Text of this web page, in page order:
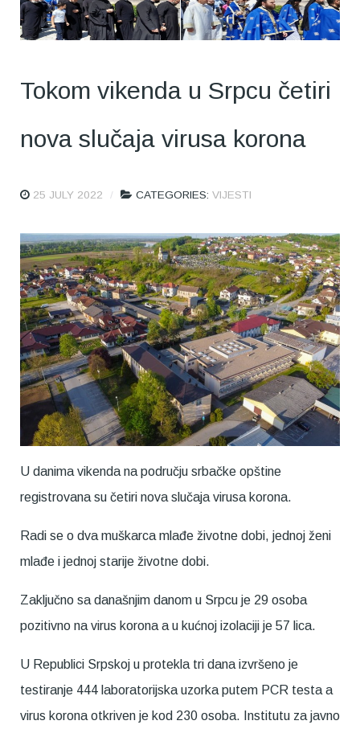
Tokom vikenda u Srpcu četiri
nova slučaja virusa korona
25 JULY 2022 CATEGORIES: VIJESTI
U danima vikenda na području srbačke opštine
registrovana su četiri nova slučaja virusa korona.
Radi se o dva muškarca mlađe životne dobi, jednoj ženi
mlađe i jednoj starije životne dobi.
Zaključno sa današnjim danom u Srpcu je 29 osoba
pozitivno na virus korona a u kućnoj izolaciji je 57 lica.
U Republici Srpskoj u protekla tri dana izvršeno je
testiranje 444 laboratorijska uzorka putem PCR testa a
virus korona otkriven je kod 230 osoba. Institutu za javno